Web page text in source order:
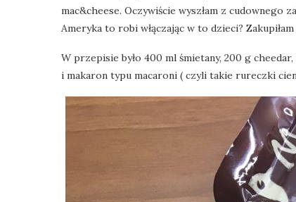
mac&cheese. Oczywiście wyszłam z cudownego
Ameryka to robi włączając w to dzieci?
W przepisie było 400 ml śmietany, 200 g
i makaron typu macaroni ( czyli takie rureczki